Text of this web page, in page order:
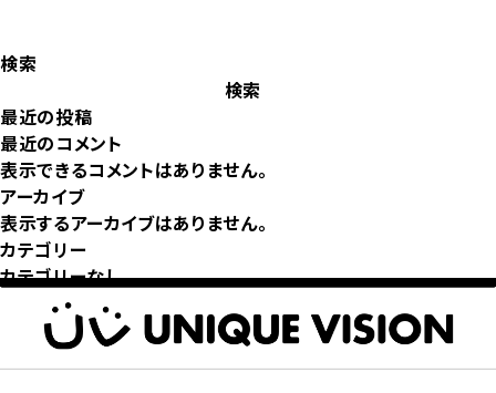
検索
検索
最近の投稿
最近のコメント
表示できるコメントはありません。
アーカイブ
表示するアーカイブはありません。
カテゴリー
カテゴリーなし